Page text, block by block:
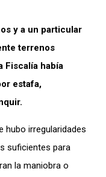
y a un particular
terrenos
Fiscalía había
estafa,
hubo irregularidades
suficientes para
la maniobra o